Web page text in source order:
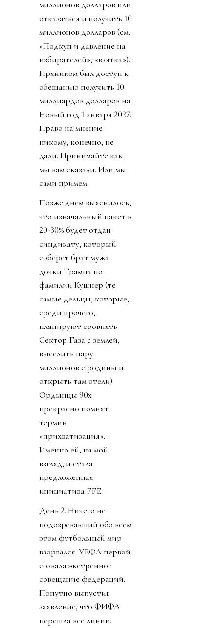
миллионов долларов или
отказаться и получить 10
миллионов долларов (см.
«Подкуп и давление на
избирателей», «взятка»).
Пряником был доступ к
обещанию получить 10
миллиардов долларов на
Новый год 1 января 2027.
Право на мнение
никому, конечно, не
дали. Принимайте как
мы вам сказали. Или мы
сами примем.
Позже днем выяснилось,
что изначальный пакет в
20-30% будет отдан
синдикату, который
соберет брат мужа
дочки Трампа по
фамилии Кушнер (те
самые дельцы, которые,
среди прочего,
планируют сровнять
Сектор Газа с землей,
выселить пару
миллионов с родины и
открыть там отели).
Ордынцы 90х
прекрасно помнят
термин
«прихватизация».
Именно ей, на мой
взгляд, и стала
предложенная
инициатива FFE.
День 2. Ничего не
подозревавший обо всем
этом футбольный мир
взорвался. УЕФА первой
созвала экстренное
совещание федераций.
Попутно выпустив
заявление, что ФИФА
перешла все линии.